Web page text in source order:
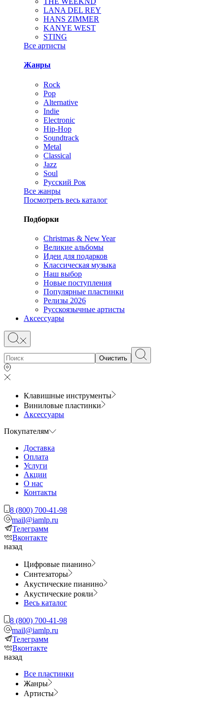
LANA DEL REY
HANS ZIMMER
KANYE WEST
STING
Все артисты
Жанры
Rock
Pop
Alternative
Indie
Electronic
Hip-Hop
Soundtrack
Metal
Classical
Jazz
Soul
Русский Рок
Все жанры
Посмотреть весь каталог
Подборки
Christmas & New Year
Великие альбомы
Идеи для подарков
Классическая музыка
Наш выбор
Новые поступления
Популярные пластинки
Релизы 2026
Русскоязычные артисты
Аксессуары
Очистить
Клавишные инструменты
Виниловые пластинки
Аксессуары
Покупателям
Доставка
Оплата
Услуги
Акции
О нас
Контакты
8 (800) 700-41-98
mail@iamlp.ru
Телеграмм
Вконтакте
назад
Цифровые пианино
Синтезаторы
Акустические пианино
Акустические рояли
Весь каталог
8 (800) 700-41-98
mail@iamlp.ru
Телеграмм
Вконтакте
назад
Все пластинки
Жанры
Артисты